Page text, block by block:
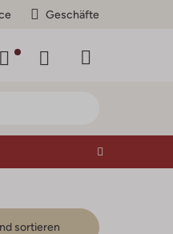
Geschäfte
sortieren